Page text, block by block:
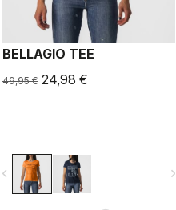
BELLAGIO TEE
49,95 € 24,98 €
navigate_next